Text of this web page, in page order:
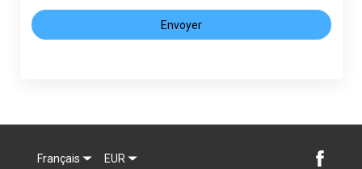
Envoyer
Français EUR